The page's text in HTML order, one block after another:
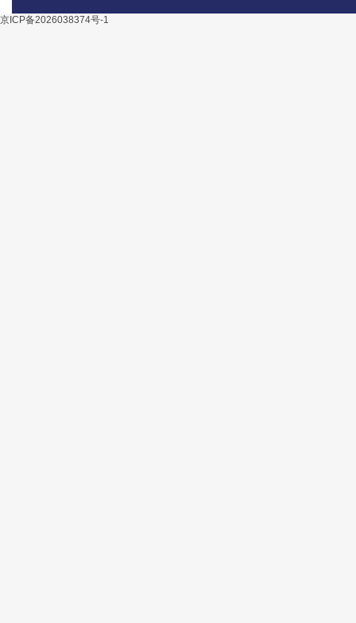
京ICP备2026038374号-1